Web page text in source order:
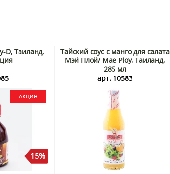
D, Таиланд,
15%
Тайский соус с манго для салата
Мэй Плой/ Mae Ploy, Таиланд,
285 мл
арт. 10583